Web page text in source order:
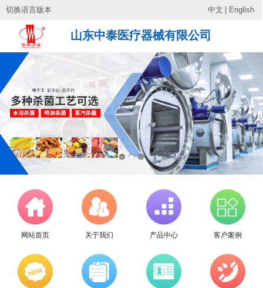
切换语言版本 中文 English
山东中泰医疗器械有限公司
网站首页 关于我们 产品中心 客户案例